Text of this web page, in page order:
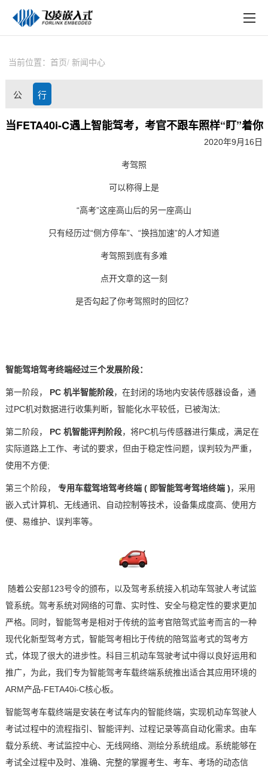
技术与支持
在线文档
淘宝商城
在线购买
当前位置： 首页 新闻中心
公
司
行
业
当FETA40i-C遇上智能驾考，考官不跟车照样“盯”着你
2020年9月16日
考驾照
可以称得上是
“高考”这座高山后的另一座高山
只有经历过“侧方停车”、“换挡加速”的人才知道
考驾照到底有多难
点开文章的这一刻
是否勾起了你考驾照时的回忆？
智能驾培驾考终端经过三个发展阶段：
第一阶段， PC 机半智能阶段，在封闭的场地内安装传感器设备，通
过PC机对数据进行收集判断，智能化水平较低，已被淘汰;
第二阶段， PC 机智能评判阶段，将PC机与传感器进行集成，满足在
实际道路上工作、考试的要求，但由于稳定性问题，误判较为严重，
使用不方便;
第三个阶段， 专用车载驾培驾考终端 ( 即智能驾考驾培终端 )，采用
嵌入式计算机、无线通讯、自动控制等技术，设备集成度高、使用方
便、易维护、误判率等。
随着公安部123号令的颁布，以及驾考系统接入机动车驾驶人考试监
管系统。驾考系统对网络的可靠、实时性、安全与稳定性的要求更加
严格。同时， 智能驾考是相对于传统的监考官陪驾式监考而言的一种
现代化新型驾考方式，智能驾考相比于传统的陪驾监考式的驾考方
式，体现了很大的进步性。科目三机动车驾驶考试中得以良好运用和
推广，为此，我们专为智能驾考车载终端系统推出适合其应用环境的
ARM产品-FETA40i-C核心板。
智能驾考车载终端是安装在考试车内的智能终端，实现机动车驾驶人
考试过程中的流程指引、智能评判、过程记录等高自动化需求。 由车
载分系统、考试监控中心、 无线网络、 测绘分系统组成。系统能够在
考试全过程中及时、准确、完整的掌握考生、考车、考场的动态信